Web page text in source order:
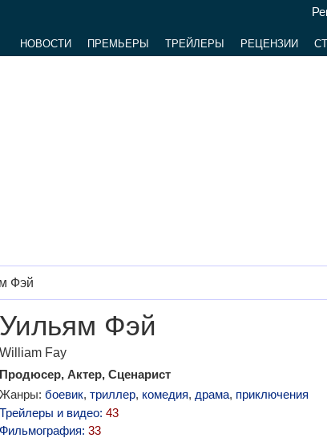
НОВОСТИ ПРЕМЬЕРЫ ТРЕЙЛЕРЫ РЕЦЕНЗИИ
Фэй
Уильям Фэй
William Fay
Продюсер, Актер, Сценарист
Жанры: боевик, триллер, комедия, драма, приключения
Трейлеры и видео: 43
Фильмография: 33